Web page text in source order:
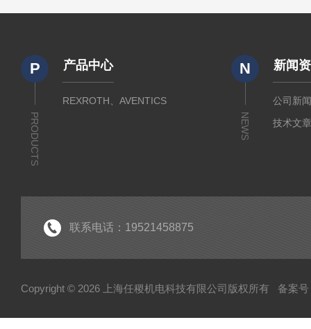
P
PRODUCTS
产品中心
REXROTH、AVENTICS
N
NEWS
新闻
公司新
技术文
联系电话：19521458875
Copyright © 2026 上海任稷机电科技有限公司版权所有 备案号